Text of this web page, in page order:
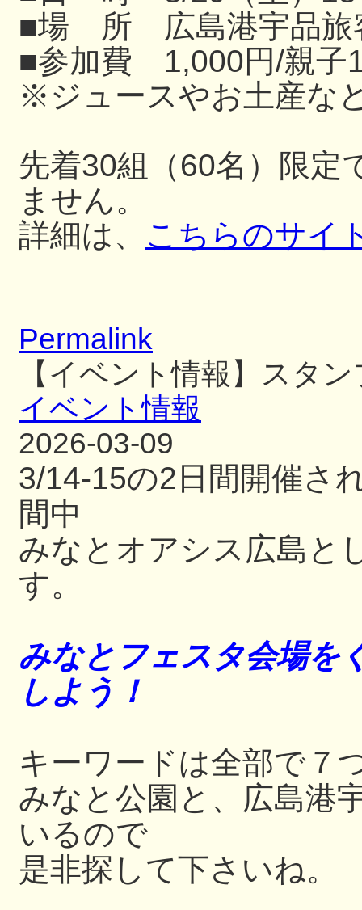
■場 所 広島港宇品旅
■参加費 1,000円/親子
※ジュースやお土産な
先着30組（60名）限定
ません。
詳細は、 こちらのサイ
Permalink
【イベント情報】スタ
イベント情報
2026-03-09
3/14-15の2日間開催さ
間中
みなとオアシス広島と
す。
みなとフェスタ会場を
しよう！
キーワードは全部
みなと公園と、広島港
いるので
是非探して下さいね。